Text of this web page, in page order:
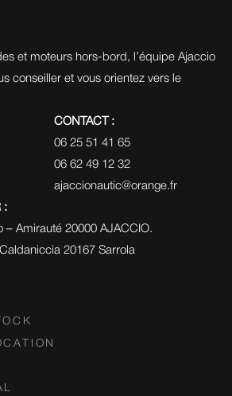
et moteurs hors-bord, l’équipe Ajaccio
conseiller et vous orientez vers le
CONTACT :
06 25 51 41 65
06 62 49 12 32
ajaccionautic@orange.fr
:
– Amirauté 20000 AJACCIO.
20167 Sarrola